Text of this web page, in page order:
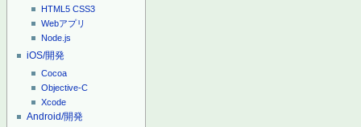
HTML5 CSS3
Webアプリ
Node.js
iOS/開発
Cocoa
Objective-C
Xcode
Android/開発